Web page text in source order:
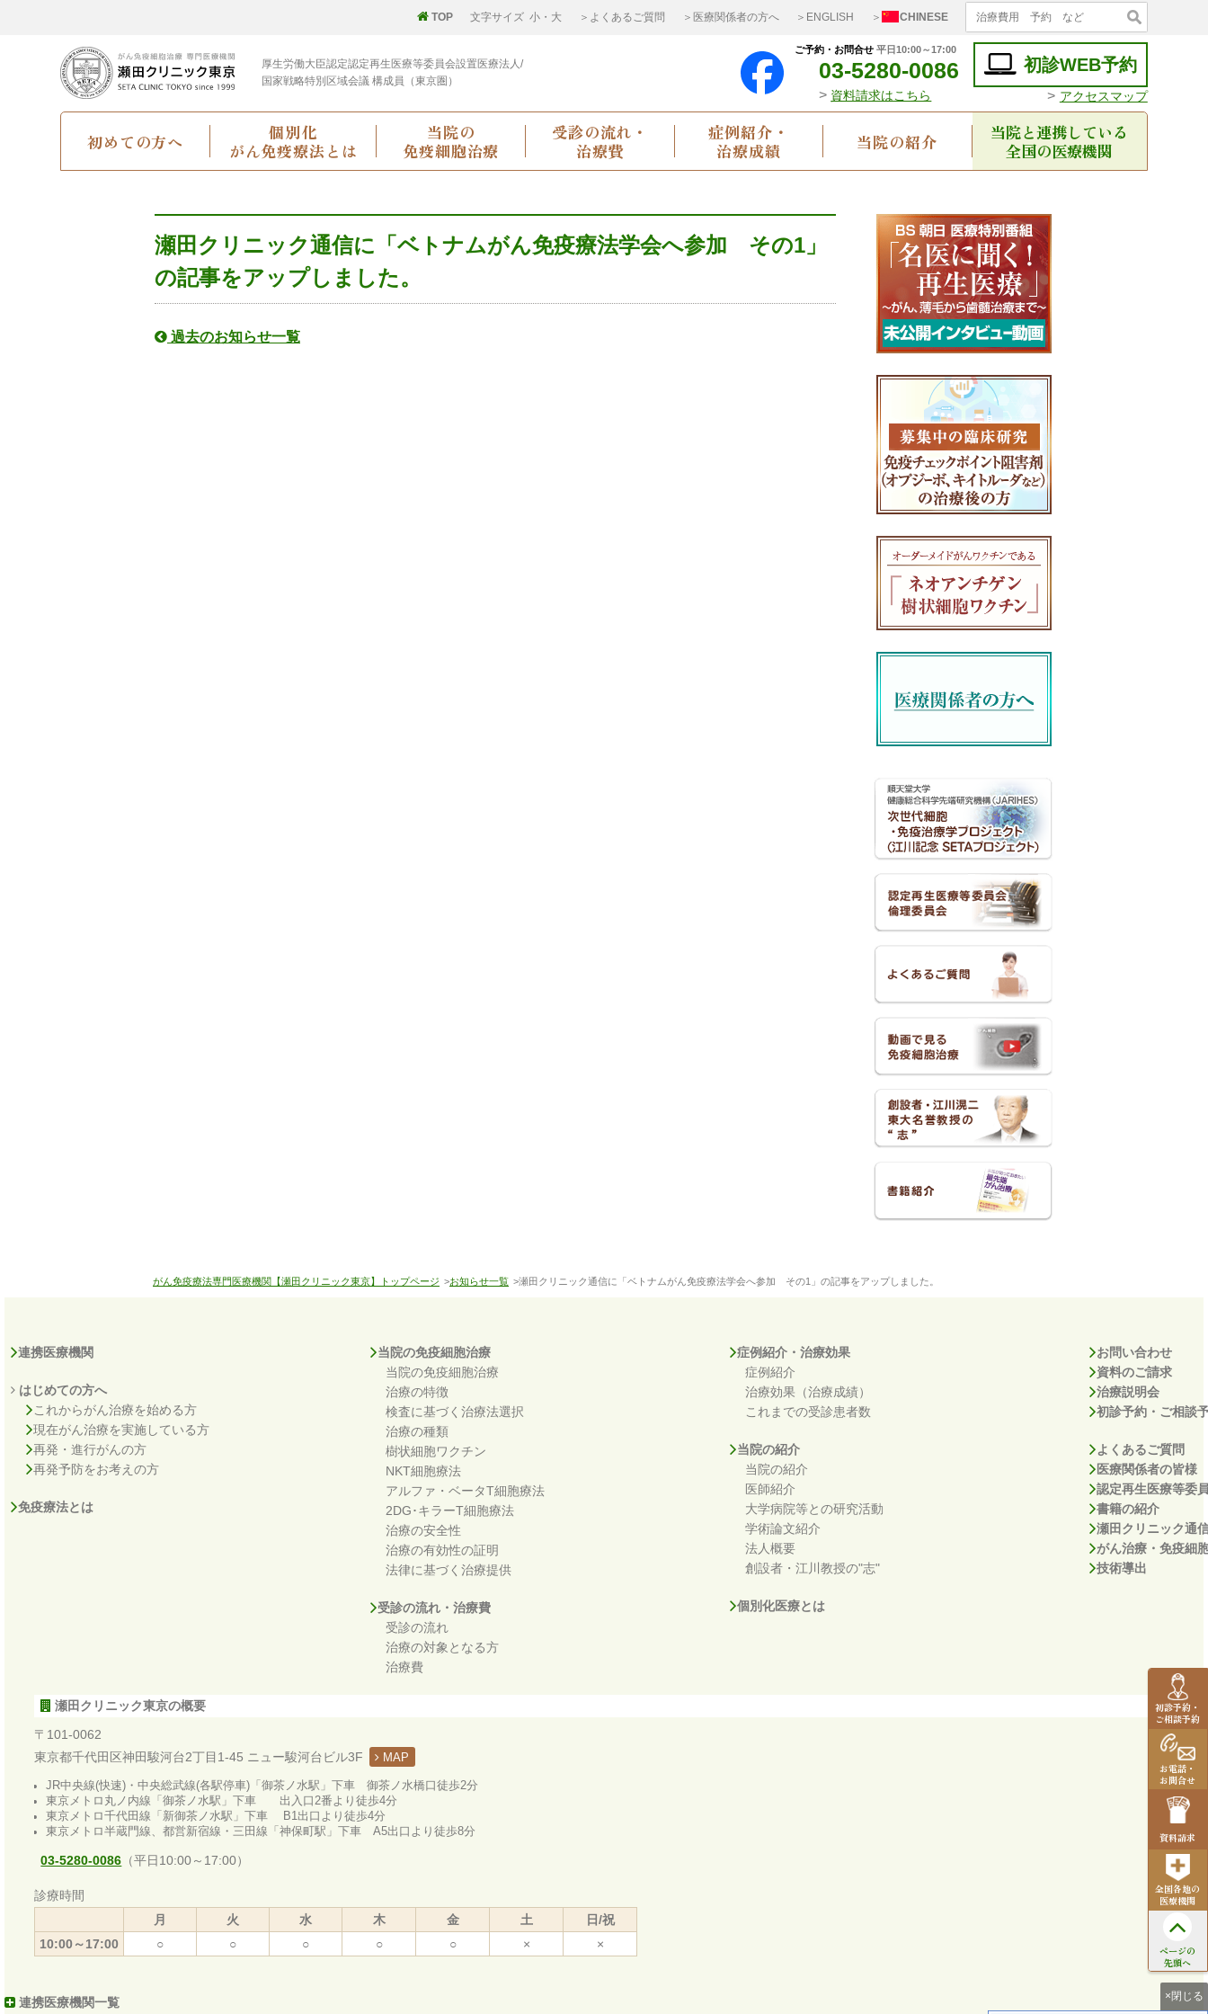
TOP 文字サイズ 小 ・ 大 ＞よくあるご質問 ＞医療関係者の方へ ＞ENGLISH ＞ CHINESE
厚生労働大臣認定認定再生医療等委員会設置医療法人/
国家戦略特別区域会議 構成員（東京圏）
ご予約・お問合せ 平日10:00～17:00
03-5280-0086
> 資料請求はこちら
初診WEB予約
> アクセスマップ
初めての方へ
個別化
がん免疫療法とは
当院の
免疫細胞治療
受診の流れ・
治療費
症例紹介・
治療成績
当院の紹介
当院と連携している
全国の医療機関
瀬田クリニック通信に「ベトナムがん免疫療法学会へ参加 その1」
の記事をアップしました。
過去のお知らせ一覧
がん免疫療法専門医療機関【瀬田クリニック東京】トップページ >お知らせ一覧 >瀬田クリニック通信に「ベトナムがん免疫療法学会へ参加 その1」の記事をアップしました。
連携医療機関
はじめての方へ
これからがん治療を始める方
現在がん治療を実施している方
再発・進行がんの方
再発予防をお考えの方
免疫療法とは
当院の免疫細胞治療
当院の免疫細胞治療
治療の特徴
検査に基づく治療法選択
治療の種類
樹状細胞ワクチン
NKT細胞療法
アルファ・ベータT細胞療法
2DG･キラーT細胞療法
治療の安全性
治療の有効性の証明
法律に基づく治療提供
受診の流れ・治療費
受診の流れ
治療の対象となる方
治療費
症例紹介・治療効果
症例紹介
治療効果（治療成績）
これまでの受診患者数
当院の紹介
当院の紹介
医師紹介
大学病院等との研究活動
学術論文紹介
法人概要
創設者・江川教授の"志"
個別化医療とは
お問い合わせ
資料のご請求
治療説明会
初診予約・ご相談
よくあるご質問
医療関係者の皆様
認定再生医療等委
書籍の紹介
瀬田クリニック通
がん治療・免疫細
技術導出
瀬田クリニック東京の概要
〒101-0062
東京都千代田区神田駿河台2丁目1-45 ニュー駿河台ビル3F
MAP
JR中央線(快速)・中央総武線(各駅停車)「御茶ノ水駅」下車 御茶ノ水橋口徒歩2分
東京メトロ丸ノ内線「御茶ノ水駅」下車 出入口2番より徒歩4分
東京メトロ千代田線「新御茶ノ水駅」下車 B1出口より徒歩4分
東京メトロ半蔵門線、都営新宿線・三田線「神保町駅」下車 A5出口より徒歩8分
03-5280-0086 （平日10:00～17:00）
診療時間
月
火 水 木 金 土
日/祝
10:00～17:00
○ ○ ○ ○ ○ × ×
連携医療機関一覧
初診予約・
ご相談予約
お電話・
お問合せ
資料請求
全国各地の
医療機関
ページの
先頭へ
×閉じる